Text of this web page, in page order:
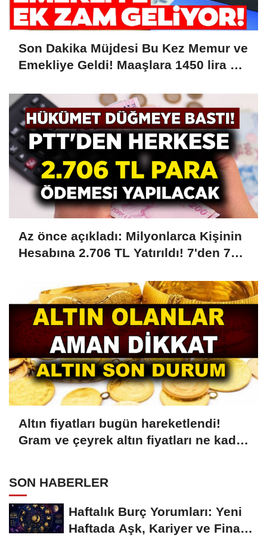
Son Dakika Müjdesi Bu Kez Memur ve
Emekliye Geldi! Maaşlara 1450 lira Ek
Az önce açıkladı: Milyonlarca Kişinin
Hesabına 2.706 TL Yatırıldı! 7'den 70'e
Yapılıyor! PTT'ye Kimliğiyle Giden
Parası Ödenecek
Altın fiyatları bugün hareketlendi!
Gram ve çeyrek altın fiyatları ne kadar
SON HABERLER
Haftalık Burç Yorumları: Yeni
Haftada Aşk, Kariyer ve Finans